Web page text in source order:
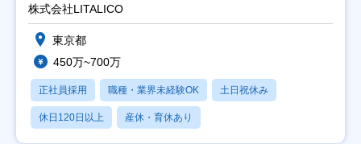
株式会社LITALICO
東京都
450万~700万
正社員採用 職種・業界未経験OK 土日祝休み
休日120日以上 産休・育休あり